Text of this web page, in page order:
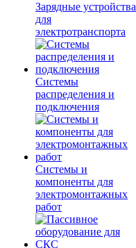
Зарядные устройства
для
электротранспорта
Системы
распределения и
подключения
Системы и
компоненты для
электромонтажных
работ